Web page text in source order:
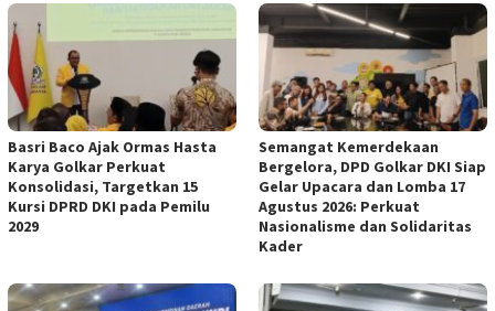
Basri Baco Ajak Ormas Hasta
Karya Golkar Perkuat
Konsolidasi, Targetkan 15
Kursi DPRD DKI pada Pemilu
2029
Semangat Kemerdekaan
Bergelora, DPD Golkar DKI Siap
Gelar Upacara dan Lomba 17
Agustus 2026: Perkuat
Nasionalisme dan Solidaritas
Kader